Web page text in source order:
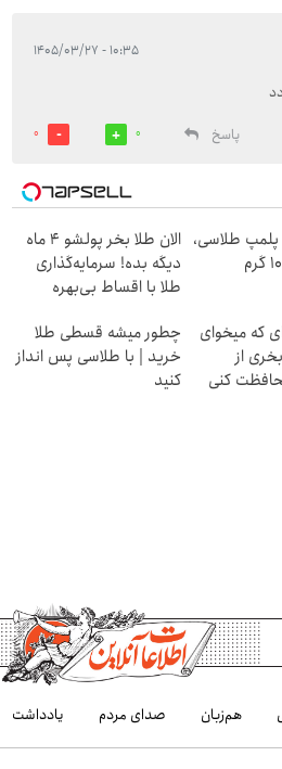
۱۰:۳۵ - ۱۴۰۵/۰۳/۲۷
پاسخ
0
0
طلاسی،
الان طلا بخر پولشو 4 ماه
دیگه بده! سرمایه‌گذاری
طلا با اقساط بی‌بهره
که میخوای
از
کنی
چطور میشه قسطی طلا
خرید | با طلاسی پس انداز
کنید
هم‌زبان صدای مردم یادداشت